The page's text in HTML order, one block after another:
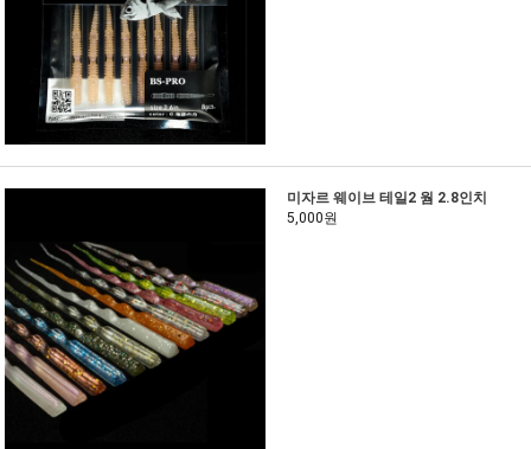
미자르 웨이브 테일2 웜 2.8인치
5,000원